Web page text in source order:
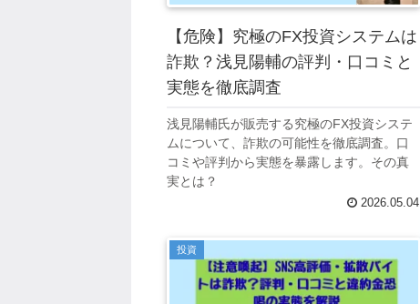
【危険】究極のFX投資システムは
詐欺？浅見陽輔の評判・口コミと
実態を徹底調査
浅見陽輔氏が販売する究極のFX投資システ
ムについて、詐欺の可能性を徹底調査。口
コミや評判から実態を暴露します。その真
実とは？
2026.05.04
投資